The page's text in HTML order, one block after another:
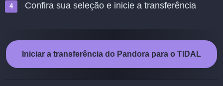
Confira sua seleção e inicie a transferência
Iniciar a transferência do Pandora para o TIDAL